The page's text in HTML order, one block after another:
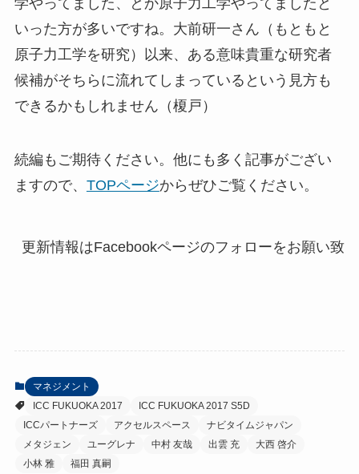
いった方が多いですね。大前研一さん（もともと
原子力工学を研究）以来、ある意味貴重な研究者
候補がそちらに流れてしまっているという見方も
できるかもしれません（榎戸）
続編もご期待ください。他にも多く記事がござい
ますので、 TOPページからぜひご覧ください。
マネジメント
ICC FUKUOKA 2017
ICC FUKUOKA 2017 S5D
ICCパートナーズ
アクセルスペース
ナビタイムジャパン
メタジェン
ユーグレナ 中村 友哉 出雲 充
大西 啓介
小林 雅
福田 真嗣